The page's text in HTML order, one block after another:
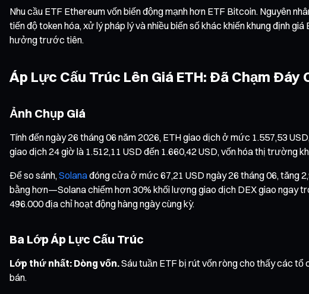
Nhu cầu ETF Ethereum vốn biến động mạnh hơn ETF Bitcoin. Nguyên
tiến độ token hóa, xử lý pháp lý và nhiều biến số khác khiến khung định
hưởng trước tiên.
Áp Lực Cấu Trúc Lên Giá ETH: Đã Chạm Đáy
Ảnh Chụp Giá
Tính đến ngày 26 tháng 06 năm 2026, ETH giao dịch ở mức 1.557,53
giao dịch 24 giờ là 1.512,11 USD đến 1.660,42 USD, vốn hóa thị trường
Để so sánh, Solanađóng cửa ở mức 67,21 USD ngày 26 tháng 06, tăng
bằng hơn—Solana chiếm hơn 30% khối lượng giao dịch DEX giao ngay
496.000 địa chỉ hoạt động hàng ngày cùng kỳ.
Ba Lớp Áp Lực Cấu Trúc
Lớp thứ nhất: Dòng vốn.Sáu tuần ETF bị rút vốn ròng cho thấy các
bán.